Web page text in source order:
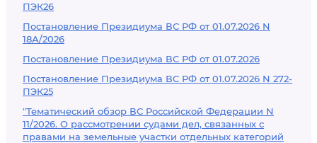
ПЭК26
Постановление Президиума ВС РФ от 01.07.2026 N
18А/2026
Постановление Президиума ВС РФ от 01.07.2026
Постановление Президиума ВС РФ от 01.07.2026 N 272-
ПЭК25
"Тематический обзор ВС Российской Федерации N
11/2026. О рассмотрении судами дел, связанных с
правами на земельные участки отдельных категорий